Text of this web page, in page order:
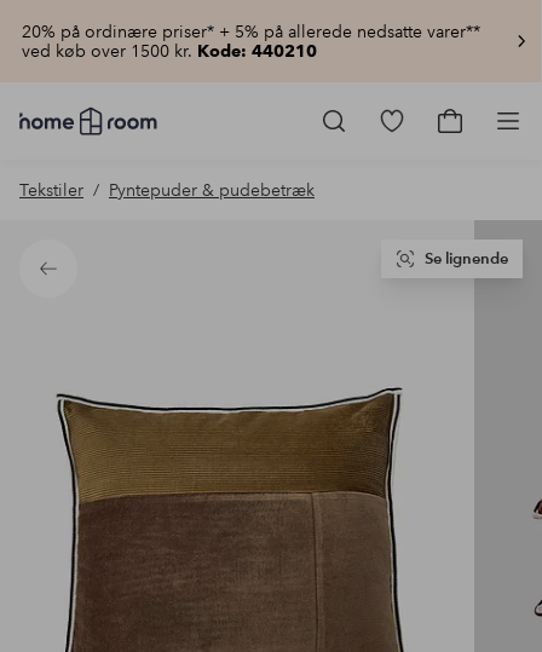
20% på ordinære priser* + 5% på allerede nedsatte varer**
ved køb over 1500 kr. Kode: 440210
Homeroom
–
hjemmet
pris
Gå
Gå
Tekstiler Pyntepuder & pudebetræk
Tilbage
Se lignende